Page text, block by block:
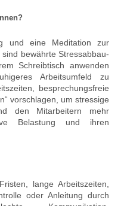
und eine Meditation zur
bewährte Stressabbau-
Schreibtisch anwenden
Arbeitsumfeld zu
besprechungsfreie
vorschlagen, um stressige
den Mitarbeitern mehr
Belastung und ihren
lange Arbeitszeiten,
oder Anleitung durch